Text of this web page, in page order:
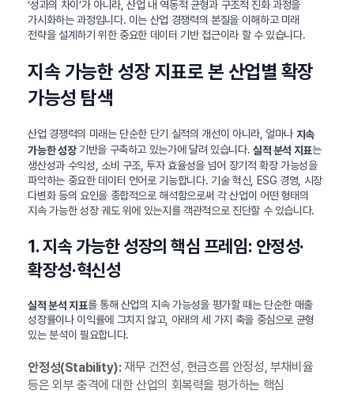
‘성과의 차이’가 아니라, 산업 내 역동적 균형과 구조적 진화 과정을
가시화하는 과정입니다. 이는 산업 경쟁력의 본질을 이해하고 미래
전략을 설계하기 위한 중요한 데이터 기반 접근이라 할 수 있습니다.
지속 가능한 성장 지표로 본 산업별 확장
가능성 탐색
산업 경쟁력의 미래는 단순한 단기 실적의 개선이 아니라, 얼마나 지속
가능한 성장기반을 구축하고 있는가에 달려 있습니다. 실적 분석 지표는
생산성과 수익성, 소비 구조, 투자 효율성을 넘어 장기적 확장 가능성을
파악하는 중요한 데이터 언어로 기능합니다. 기술 혁신, ESG 경영, 시장
다변화 등의 요인을 종합적으로 해석함으로써 각 산업이 어떤 형태의
지속 가능한 성장 궤도 위에 있는지를 객관적으로 진단할 수 있습니다.
1. 지속 가능한 성장의 핵심 프레임: 안정성·
확장성·혁신성
실적 분석 지표를 통해 산업의 지속 가능성을 평가할 때는 단순한 매출
성장률이나 이익률에 그치지 않고, 아래의 세 가지 축을 중심으로 균형
있는 분석이 필요합니다.
안정성(Stability):재무 건전성, 현금흐름 안정성, 부채비율
등은 외부 충격에 대한 산업의 회복력을 평가하는 핵심